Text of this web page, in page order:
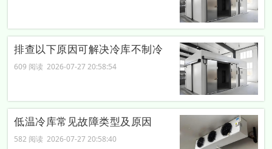
排查以下原因可解决冷库不制冷
609 阅读 2026-07-27 20:58:54
低温冷库常见故障类型及原因
582 阅读 2026-07-27 20:58:40